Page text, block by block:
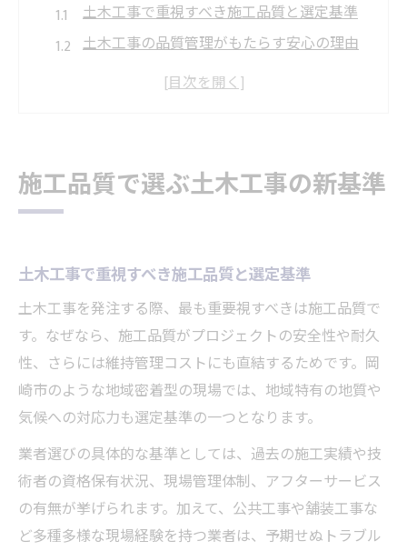
土木工事で重視すべき施工品質と選定基準
土木工事の品質管理がもたらす安心の理由
愛知県岡崎市の土木工事に必要な品質対応
土木工事の実績を見極めるポイント
土木工事の施工実績が評価される理由とは
土木工事の実績確認で失敗しない選び方
実績豊富な土木工事業者を見極める方法
安心の土木工事を実現する技術力とは
土木工事で求められる最新技術の活用例
技術力が安心の土木工事につながる理由
岡崎市で注目される土木工事の施工技術
土木工事の現場で活きる先進技術とは何か
技術力向上で土木工事の信頼性を高める方
法
施工品質で選ぶ土木工事の新基準
土木工事で重視すべき施工品質と選定基準
土木工事を発注する際、最も重要視すべきは施工品質で
す。なぜなら、施工品質がプロジェクトの安全性や耐久
性、さらには維持管理コストにも直結するためです。岡
崎市のような地域密着型の現場では、地域特有の地質や
気候への対応力も選定基準の一つとなります。
業者選びの具体的な基準としては、過去の施工実績や技
術者の資格保有状況、現場管理体制、アフターサービス
の有無が挙げられます。加えて、公共工事や舗装工事な
ど多種多様な現場経験を持つ業者は、予期せぬトラブル